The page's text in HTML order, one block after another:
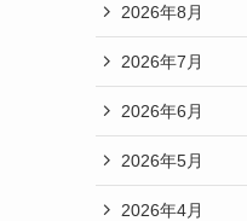
2026年8月
2026年7月
2026年6月
2026年5月
2026年4月